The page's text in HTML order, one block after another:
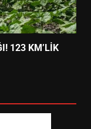
123 KM’LİK